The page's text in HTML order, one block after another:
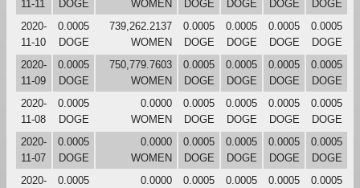
11-11
DOGE
WOMEN
DOGE
DOGE
DOGE
DOGE
2020-
11-10
0.0005
DOGE
739,262.2137
WOMEN
0.0005
DOGE
0.0005
DOGE
0.0005
DOGE
0.0005
DOGE
2020-
11-09
0.0005
DOGE
750,779.7603
WOMEN
0.0005
DOGE
0.0005
DOGE
0.0005
DOGE
0.0005
DOGE
2020-
11-08
0.0005
DOGE
0.0000
WOMEN
0.0005
DOGE
0.0005
DOGE
0.0005
DOGE
0.0005
DOGE
2020-
11-07
0.0005
DOGE
0.0000
WOMEN
0.0005
DOGE
0.0005
DOGE
0.0005
DOGE
0.0005
DOGE
2020-
0.0005
0.0000
0.0005
0.0005
0.0005
0.0005